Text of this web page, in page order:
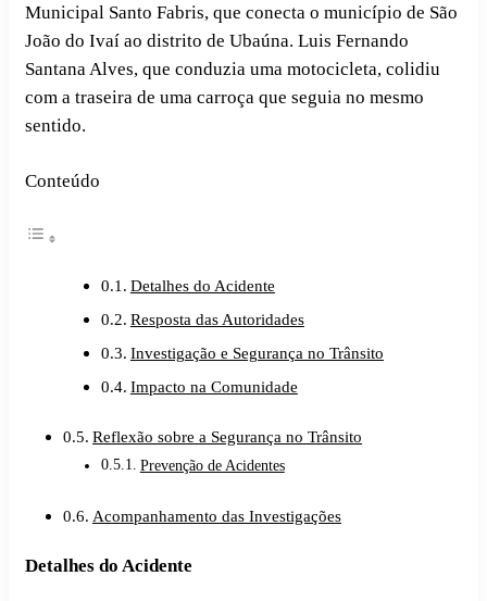
Municipal Santo Fabris, que conecta o município de São
João do Ivaí ao distrito de Ubaúna. Luis Fernando
Santana Alves, que conduzia uma motocicleta, colidiu
com a traseira de uma carroça que seguia no mesmo
sentido.
Conteúdo
Detalhes do Acidente
Resposta das Autoridades
Investigação e Segurança no Trânsito
Impacto na Comunidade
Reflexão sobre a Segurança no Trânsito
Prevenção de Acidentes
Acompanhamento das Investigações
Detalhes do Acidente